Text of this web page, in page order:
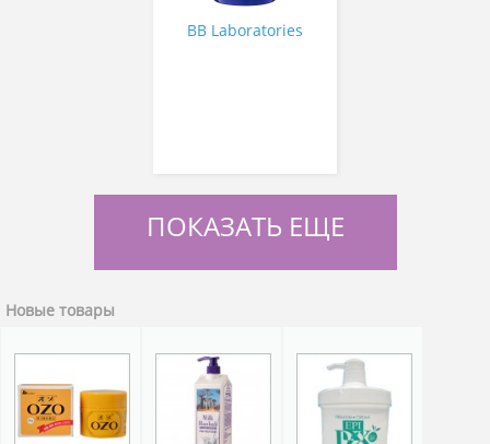
BB Laboratories
ПОКАЗАТЬ ЕЩЕ
Новые товары